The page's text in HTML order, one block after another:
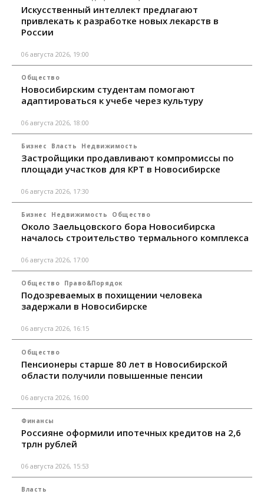
Искусственный интеллект предлагают
привлекать к разработке новых лекарств в
России
06 августа 2026, 19:00
Общество
Новосибирским студентам помогают
адаптироваться к учебе через культуру
06 августа 2026, 18:00
Бизнес Власть Недвижимость
Застройщики продавливают компромиссы по
площади участков для КРТ в Новосибирске
06 августа 2026, 17:30
Бизнес Недвижимость Общество
Около Заельцовского бора Новосибирска
началось строительство термального комплекса
06 августа 2026, 17:00
Общество Право&Порядок
Подозреваемых в похищении человека
задержали в Новосибирске
06 августа 2026, 16:15
Общество
Пенсионеры старше 80 лет в Новосибирской
области получили повышенные пенсии
06 августа 2026, 16:00
Финансы
Россияне оформили ипотечных кредитов на 2,6
трлн рублей
06 августа 2026, 15:53
Власть